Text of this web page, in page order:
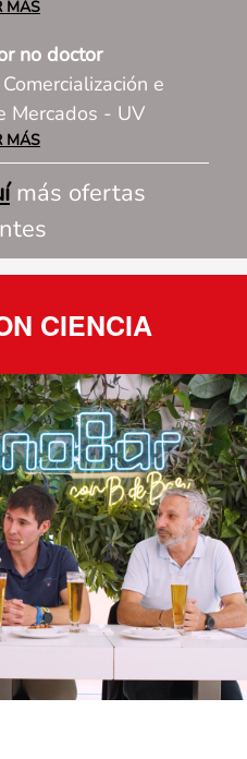
MÁS
no doctor
e
Mercados - UV
MÁS
más ofertas
CIENCIA